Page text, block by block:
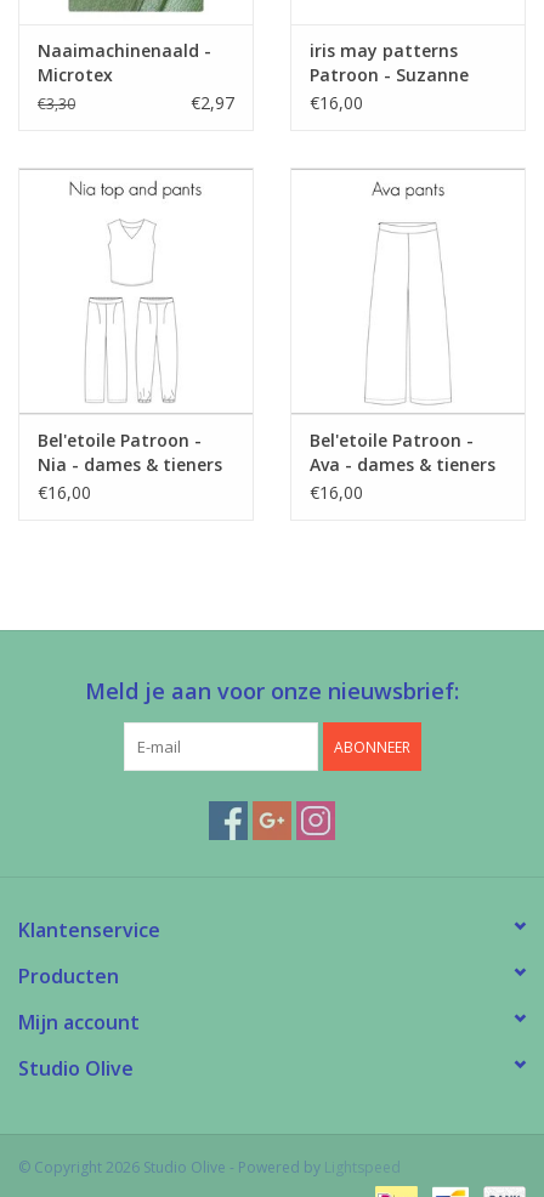
Naaimachinenaald -
Microtex
€3,30 €2,97
iris may patterns
Patroon - Suzanne
jurk/top
€16,00
Bel'etoile Patroon -
Nia - dames & tieners
€16,00
Bel'etoile Patroon -
Ava - dames & tieners
€16,00
Meld je aan voor onze nieuwsbrief:
ABONNEER
Klantenservice
Producten
Mijn account
Studio Olive
© Copyright 2026 Studio Olive - Powered by Lightspeed